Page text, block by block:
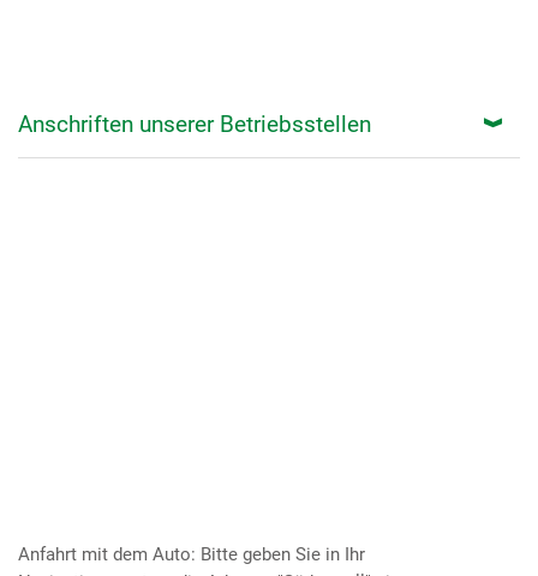
Anschriften unserer Betriebsstellen
Anfahrt mit dem Auto: Bitte geben Sie in Ihr